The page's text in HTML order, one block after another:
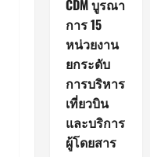
CDM บูรณา
การ 15
หน่วยงาน
ยกระดับ
การบริหาร
เที่ยวบิน
และบริการ
ผู้โดยสาร